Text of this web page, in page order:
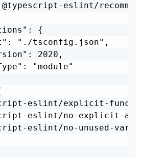
eslint/
{
"./tsconfig.json",
2020,
"module"
eslint/explicit-
eslint/no-explicit-
eslint/no-unused-